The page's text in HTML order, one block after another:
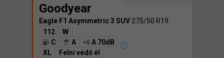
Goodyear
Eagle F1 Asymmetric 3 SUV 275/50 R19
112
W
C
A
A 70dB
XL
Felni védő él